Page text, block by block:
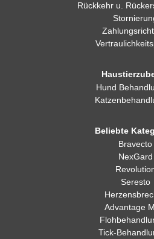
Rückkehr u.
Hund
Beliebte
Bravecto
NexGard
Seresto
Advantage
Tick-